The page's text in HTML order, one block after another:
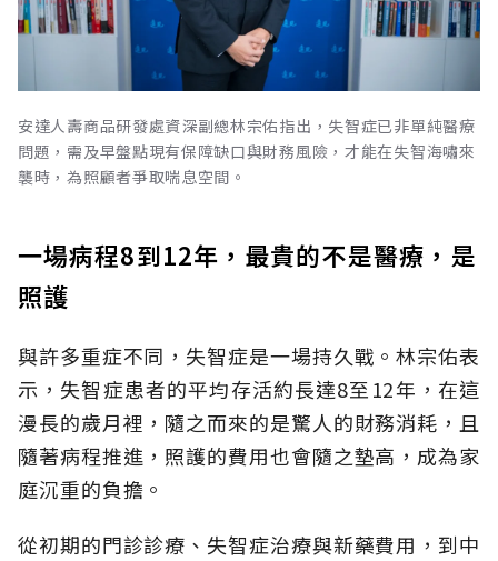
安達人壽商品研發處資深副總林宗佑指出，失智症已非單純醫療
問題，需及早盤點現有保障缺口與財務風險，才能在失智海嘯來
襲時，為照顧者爭取喘息空間。
一場病程8到12年，最貴的不是醫療，是
照護
與許多重症不同，失智症是一場持久戰。林宗佑表
示，失智症患者的平均存活約長達8至12年，在這
漫長的歲月裡，隨之而來的是驚人的財務消耗，且
隨著病程推進，照護的費用也會隨之墊高，成為家
庭沉重的負擔。
從初期的門診診療、失智症治療與新藥費用，到中